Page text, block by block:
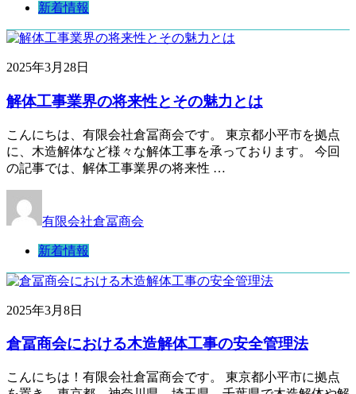
新着情報
2025年3月28日
解体工事業界の将来性とその魅力とは
こんにちは、有限会社倉冨商会です。 東京都小平市を拠点
に、木造解体など様々な解体工事を承っております。 今回
の記事では、解体工事業界の将来性 …
有限会社倉冨商会
新着情報
2025年3月8日
倉冨商会における木造解体工事の安全管理法
こんにちは！有限会社倉冨商会です。 東京都小平市に拠点